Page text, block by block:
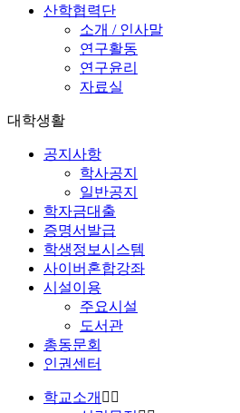
산학협력단
소개 / 인사말
연구활동
연구윤리
자료실
대학생활
공지사항
학사공지
일반공지
학자금대출
증명서발급
학생정보시스템
사이버혼합강좌
시설이용
주요시설
도서관
총동문회
인권센터
학교소개